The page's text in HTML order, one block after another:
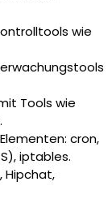
wie
Tools wie
cron,
iptables.
Hipchat,